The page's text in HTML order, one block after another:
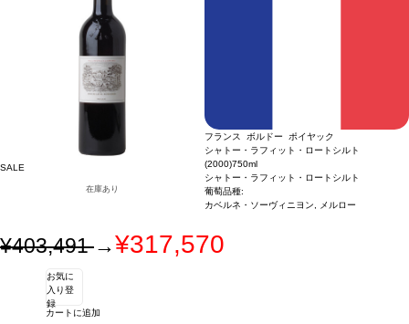
SALE
在庫あり
フランス ボルドー ポイヤック
シャトー・ラフィット・ロートシルト
(2000)750ml
シャトー・ラフィット・ロートシルト
葡萄品種:
カベルネ・ソーヴィニヨン, メルロー
¥403,491→¥317,570
お気に
入り登
録
カートに追加